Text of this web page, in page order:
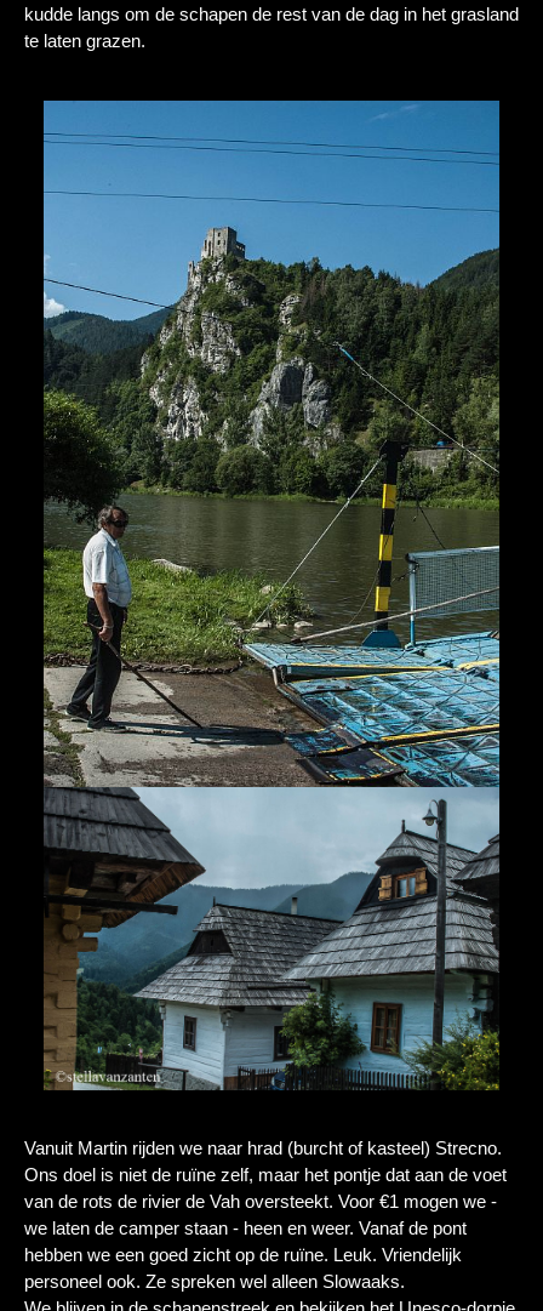
kudde langs om de schapen de rest van de dag in het grasland
te laten grazen.
Vanuit Martin rijden we naar hrad (burcht of kasteel) Strecno.
Ons doel is niet de ruïne zelf, maar het pontje dat aan de voet
van de rots de rivier de Vah oversteekt. Voor €1 mogen we -
we laten de camper staan - heen en weer. Vanaf de pont
hebben we een goed zicht op de ruïne. Leuk. Vriendelijk
personeel ook. Ze spreken wel alleen Slowaaks.